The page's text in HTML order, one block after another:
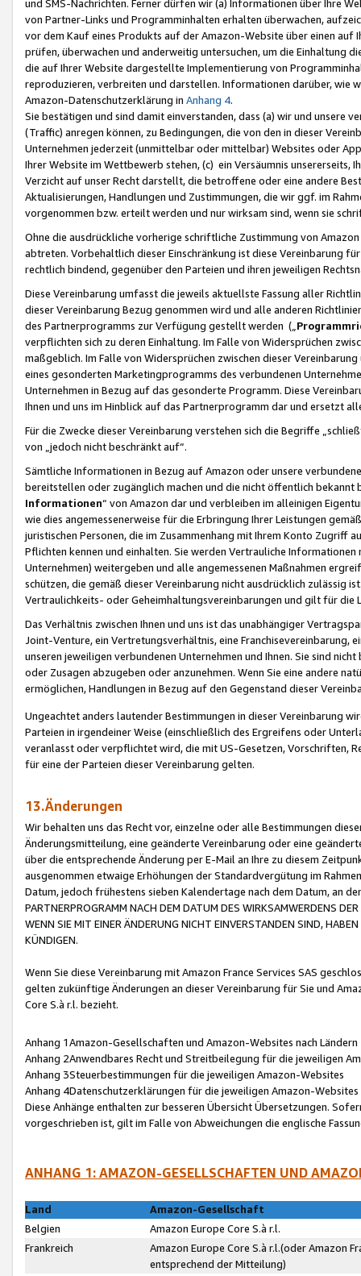
und SMS-Nachrichten. Ferner dürfen wir (a) Informationen über Ihre
von Partner-Links und Programminhalten erhalten überwachen,
vor dem Kauf eines Produkts auf der Amazon-Website über einen
prüfen, überwachen und anderweitig untersuchen, um die Einhaltung
die auf Ihrer Website dargestellte Implementierung von
reproduzieren, verbreiten und darstellen. Informationen darüber, wie
Amazon-Datenschutzerklärung in Anhang 4.
Sie bestätigen und sind damit einverstanden, dass (a) wir und
(Traffic) anregen können, zu Bedingungen, die von den in dieser
Unternehmen jederzeit (unmittelbar oder mittelbar) Websites oder
Ihrer Website im Wettbewerb stehen, (c) ein Versäumnis unsererseits,
Verzicht auf unser Recht darstellt, die betroffene oder eine andere
Aktualisierungen, Handlungen und Zustimmungen, die wir ggf. im
vorgenommen bzw. erteilt werden und nur wirksam sind, wenn sie
Ohne die ausdrückliche vorherige schriftliche Zustimmung von
abtreten. Vorbehaltlich dieser Einschränkung ist diese Vereinbarung
rechtlich bindend, gegenüber den Parteien und ihren jeweiligen
Diese Vereinbarung umfasst die jeweils aktuellste Fassung aller
dieser Vereinbarung Bezug genommen wird und alle anderen
des Partnerprogramms zur Verfügung gestellt werden („
verpflichten sich zu deren Einhaltung. Im Falle von Widersprüchen
maßgeblich. Im Falle von Widersprüchen zwischen dieser
eines gesonderten Marketingprogramms des verbundenen
Unternehmen in Bezug auf das gesonderte Programm. Diese
Ihnen und uns im Hinblick auf das Partnerprogramm dar und ersetzt
Für die Zwecke dieser Vereinbarung verstehen sich die Begriffe
von „jedoch nicht beschränkt auf“.
Sämtliche Informationen in Bezug auf Amazon oder unsere
bereitstellen oder zugänglich machen und die nicht öffentlich
Informationen“ von Amazon dar und verbleiben im alleinigen
wie dies angemessenerweise für die Erbringung Ihrer Leistungen
juristischen Personen, die im Zusammenhang mit Ihrem Konto
Pflichten kennen und einhalten. Sie werden Vertrauliche
Unternehmen) weitergeben und alle angemessenen Maßnahmen
schützen, die gemäß dieser Vereinbarung nicht ausdrücklich zulässig
Vertraulichkeits- oder Geheimhaltungsvereinbarungen und gilt für die
Das Verhältnis zwischen Ihnen und uns ist das unabhängiger
Joint-Venture, ein Vertretungsverhältnis, eine Franchisevereinbarung,
unseren jeweiligen verbundenen Unternehmen und Ihnen. Sie sind
oder Zusagen abzugeben oder anzunehmen. Wenn Sie eine andere
ermöglichen, Handlungen in Bezug auf den Gegenstand dieser
Ungeachtet anders lautender Bestimmungen in dieser Vereinbarung
Parteien in irgendeiner Weise (einschließlich des Ergreifens oder
veranlasst oder verpflichtet wird, die mit US-Gesetzen, Vorschriften,
für eine der Parteien dieser Vereinbarung gelten.
13.Änderungen
Wir behalten uns das Recht vor, einzelne oder alle Bestimmungen
Änderungsmitteilung, eine geänderte Vereinbarung oder eine
über die entsprechende Änderung per E-Mail an Ihre zu diesem
ausgenommen etwaige Erhöhungen der Standardvergütung im
Datum, jedoch frühestens sieben Kalendertage nach dem Datum, an
PARTNERPROGRAMM NACH DEM DATUM DES WIRKSAMWERDENS
WENN SIE MIT EINER ÄNDERUNG NICHT EINVERSTANDEN SIND,
KÜNDIGEN.
Wenn Sie diese Vereinbarung mit Amazon France Services SAS
gelten zukünftige Änderungen an dieser Vereinbarung für Sie und
Core S.à r.l. bezieht.
Anhang 1Amazon-Gesellschaften und Amazon-Websites nach Ländern
Anhang 2Anwendbares Recht und Streitbeilegung für die jeweiligen
Anhang 3Steuerbestimmungen für die jeweiligen Amazon-Websites
Anhang 4Datenschutzerklärungen für die jeweiligen Amazon-Websites
Diese Anhänge enthalten zur besseren Übersicht Übersetzungen.
vorgeschrieben ist, gilt im Falle von Abweichungen die englische
ANHANG 1: AMAZON-GESELLSCHAFTEN UND
Land
Amazon-Gesellschaft
Belgien
Amazon Europe Core S.à r.l.
Frankreich
Amazon Europe Core S.à r.l.(oder Amazon
entsprechend der Mitteilung)